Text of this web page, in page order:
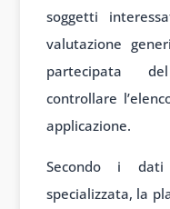
soggetti
valutazione
partecipata
controllare
applicazione.
Secondo i
specializzata, la